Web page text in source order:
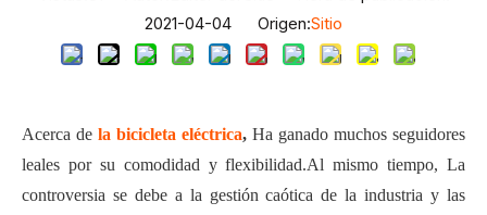
2021-04-04 Origen:Sitio
Acerca de la bicicleta eléctrica, Ha ganado muchos seguidores
leales por su comodidad y flexibilidad.Al mismo tiempo, La
controversia se debe a la gestión caótica de la industria y las